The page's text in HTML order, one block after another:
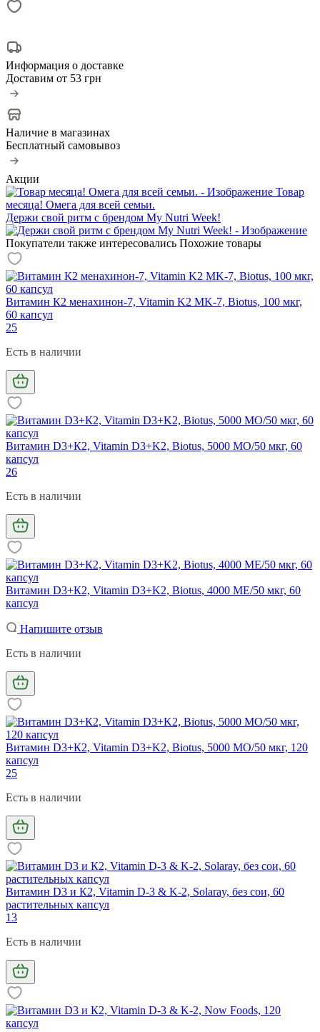
Информация о доставке
Доставим от 53 грн
Наличие в магазинах
Бесплатный самовывоз
Акции
Товар
месяца! Омега для всей семьи.
Держи свой ритм с брендом My Nutri Week!
Покупатели также интересовались Похожие товары
Витамин К2 менахинон-7, Vitamin K2 MK-7, Biotus, 100 мкг,
60 капсул
25
Есть в наличии
Витамин D3+К2, Vitamin D3+K2, Biotus, 5000 МО/50 мкг, 60
капсул
26
Есть в наличии
Витамин D3+К2, Vitamin D3+K2, Biotus, 4000 МЕ/50 мкг, 60
капсул
Напишите отзыв
Есть в наличии
Витамин D3+К2, Vitamin D3+K2, Biotus, 5000 МО/50 мкг, 120
капсул
25
Есть в наличии
Витамин D3 и К2, Vitamin D-3 & K-2, Solaray, без сои, 60
растительных капсул
13
Есть в наличии